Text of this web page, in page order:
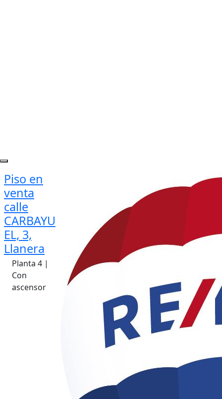
Piso en
venta
calle
CARBAYU
EL, 3,
Llanera
Planta 4 |
Con
ascensor